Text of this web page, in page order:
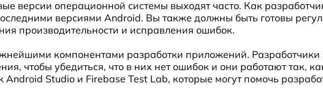
версии операционной системы выходят часто. Как
версиями Android. Вы также должны быть готовы
производительности и исправления ошибок.
компонентами разработки приложений.
чтобы убедиться, что в них нет ошибок и они работают так,
Android Studio и Firebase Test Lab, которые могут помочь